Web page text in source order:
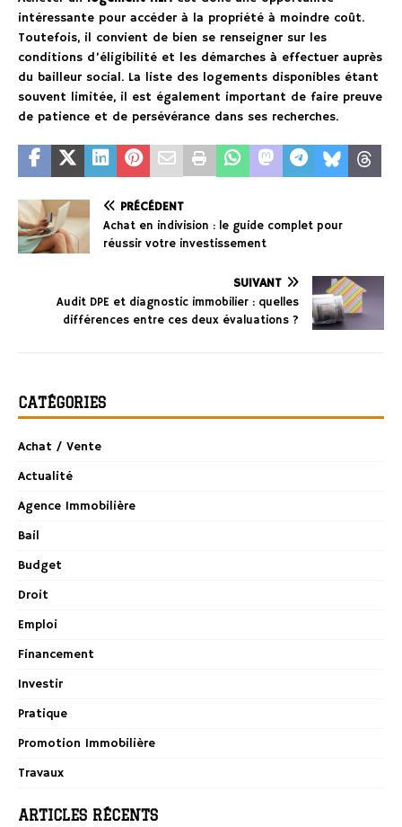
intéressante pour accéder à la propriété à moindre coût.
Toutefois, il convient de bien se renseigner sur les
conditions d’éligibilité et les démarches à effectuer auprès
du bailleur social. La liste des logements disponibles étant
souvent limitée, il est également important de faire preuve
de patience et de persévérance dans ses recherches.
PRÉCÉDENT
Achat en indivision : le guide complet pour
réussir votre investissement
SUIVANT
Audit DPE et diagnostic immobilier : quelles
différences entre ces deux évaluations ?
CATÉGORIES
Achat / Vente
Actualité
Agence Immobilière
Bail
Budget
Droit
Emploi
Financement
Investir
Pratique
Promotion Immobilière
Travaux
ARTICLES RÉCENTS